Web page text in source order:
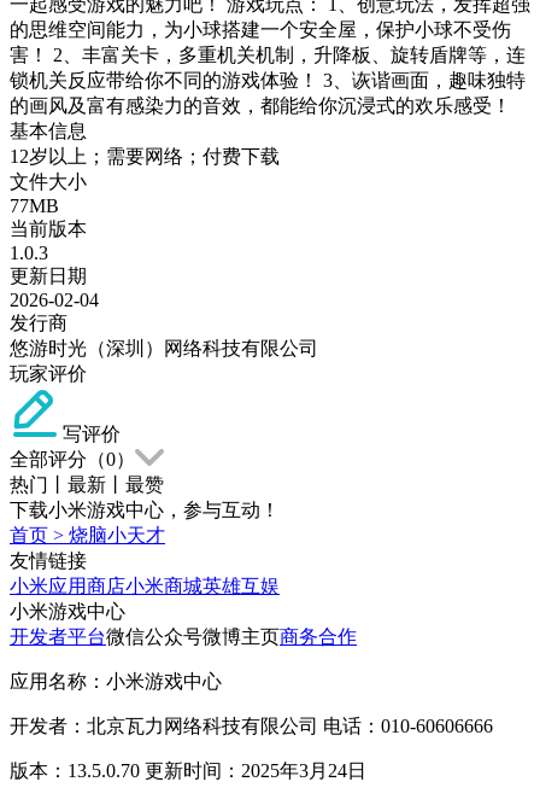
的思维空间能力，为小球搭建一个安全屋，保护小球不受伤
害！ 2、丰富关卡，多重机关机制，升降板、旋转盾牌等，连
锁机关反应带给你不同的游戏体验！ 3、诙谐画面，趣味独特
的画风及富有感染力的音效，都能给你沉浸式的欢乐感受！
基本信息
12岁以上；需要网络；付费下载
文件大小
77MB
当前版本
1.0.3
更新日期
2026-02-04
发行商
悠游时光（深圳）网络科技有限公司
玩家评价
写评价
全部评分（0）
热门
最新
最赞
下载小米游戏中心，参与互动！
首页 > 烧脑小天才
友情链接
小米应用商店小米商城英雄互娱
小米游戏中心
开发者平台微信公众号微博主页商务合作
应用名称：小米游戏中心
开发者：北京瓦力网络科技有限公司 电话：010-60606666
版本：13.5.0.70 更新时间：2025年3月24日